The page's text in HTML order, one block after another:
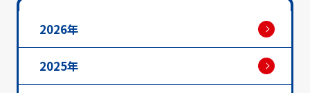
2026年
2025年